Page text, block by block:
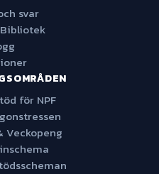
svar
för NPF
Veckopeng